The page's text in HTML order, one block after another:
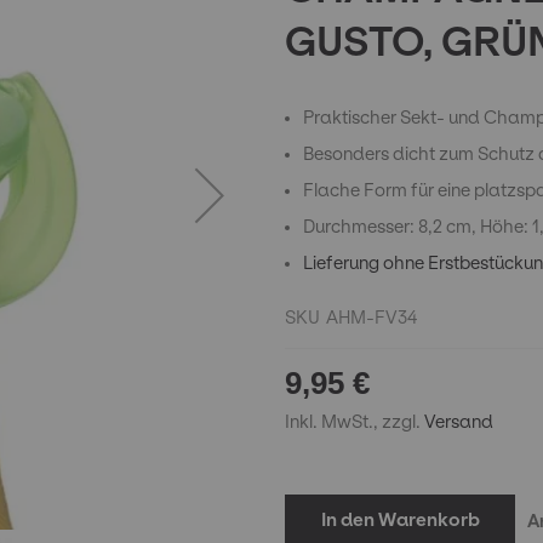
GUSTO,
Praktischer Sekt- und
Besonders dicht zum Schutz
Flache Form für eine
Durchmesser: 8,2 cm, Höhe:
Lieferung ohne
SKU AHM-FV34
9,95 €
Inkl. MwSt., zzgl.Versand
In den Warenkorb